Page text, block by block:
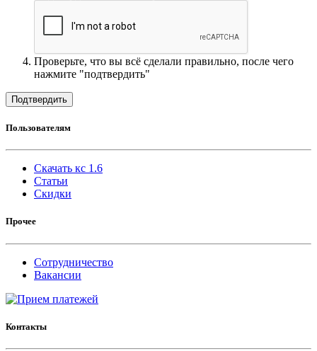
Проверьте, что вы всё сделали правильно, после чего
нажмите "подтвердить"
Подтвердить
Пользователям
Скачать кс 1.6
Статьи
Скидки
Прочее
Сотрудничество
Вакансии
Контакты